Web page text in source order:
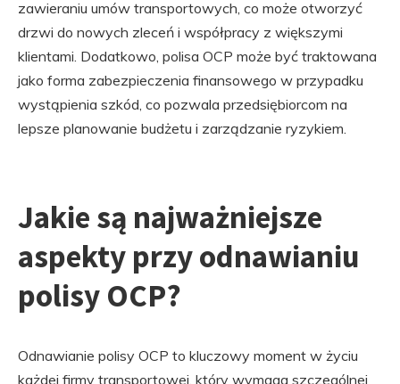
zawieraniu umów transportowych, co może otworzyć
drzwi do nowych zleceń i współpracy z większymi
klientami. Dodatkowo, polisa OCP może być traktowana
jako forma zabezpieczenia finansowego w przypadku
wystąpienia szkód, co pozwala przedsiębiorcom na
lepsze planowanie budżetu i zarządzanie ryzykiem.
Jakie są najważniejsze
aspekty przy odnawianiu
polisy OCP?
Odnawianie polisy OCP to kluczowy moment w życiu
każdej firmy transportowej, który wymaga szczególnej